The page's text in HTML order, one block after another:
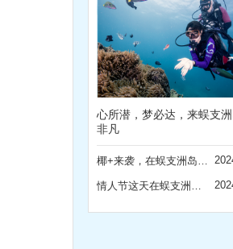
心所潜，梦必达，来蜈支洲
非凡
椰+来袭，在蜈支洲岛，“万事皆可椰”！！
情人节这天在蜈支洲岛用婚纱告白